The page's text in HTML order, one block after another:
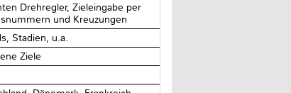
Drehregler, Zieleingabe per
und Kreuzungen
Stadien, u.a.
Ziele